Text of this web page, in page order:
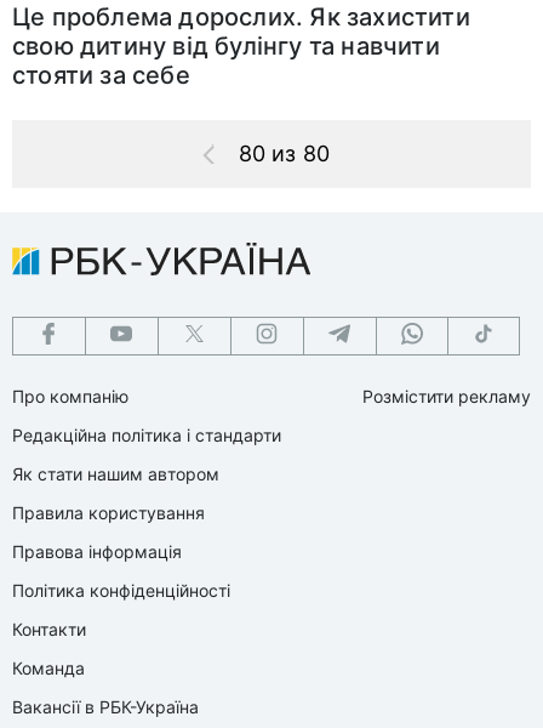
Це проблема дорослих. Як захистити
свою дитину від булінгу та навчити
стояти за себе
80 из 80
Про компанію
Редакційна політика і стандарти
Як стати нашим автором
Правила користування
Правова інформація
Політика конфіденційності
Контакти
Команда
Вакансії в РБК-Україна
Розмістити рекламу